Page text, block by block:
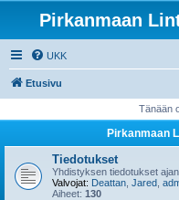
Pirkanmaan
UKK
Etusivu
Tänään
Pirkanmaan
Tiedotukset
Yhdistyksen tiedotukset
Valvojat: Deattan Jared
Aiheet: 130